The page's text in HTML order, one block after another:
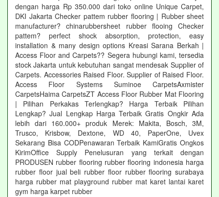
dengan harga Rp 350.000 dari toko online Unique Carpet,
DKI Jakarta Checker pattem rubber flooring | Rubber sheet
manufacturer? chinarubbersheet rubber flooing Checker
pattem? perfect shock absorption, protection, easy
installation & many design options Kreasi Sarana Berkah |
Access Floor and Carpets?? Segera hubungi kami, tersedia
stock Jakarta untuk kebutuhan sangat mendesak Supplier of
Carpets. Accessories Raised Floor. Supplier of Raised Floor.
Access Floor Systems Suminoe CarpetsAxmister
CarpetsHaima CarpetsZT Access Floor Rubber Mat Flooring
| Pilihan Perkakas Terlengkap? Harga Terbaik Pilihan
Lengkap? Jual Lengkap Harga Terbaik Gratis Ongkir Ada
lebih dari 160.000+ produk Merek: Makita, Bosch, 3M,
Trusco, Krisbow, Dextone, WD 40, PaperOne, Uvex
Sekarang Bisa CODPenawaran Terbaik KamiGratis Ongkos
KirimOffice Supply Penelusuran yang terkait dengan
PRODUSEN rubber flooring rubber flooring indonesia harga
rubber floor jual beli rubber floor rubber flooring surabaya
harga rubber mat playground rubber mat karet lantai karet
gym harga karpet rubber